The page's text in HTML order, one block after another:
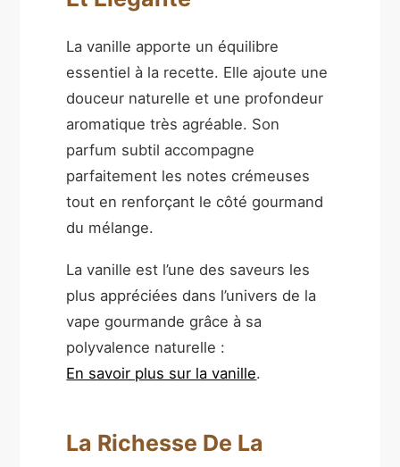
La vanille apporte un équilibre
essentiel à la recette. Elle ajoute une
douceur naturelle et une profondeur
aromatique très agréable. Son
parfum subtil accompagne
parfaitement les notes crémeuses
tout en renforçant le côté gourmand
du mélange.
La vanille est l’une des saveurs les
plus appréciées dans l’univers de la
vape gourmande grâce à sa
polyvalence naturelle :
En savoir plus sur la vanille.
La Richesse De La